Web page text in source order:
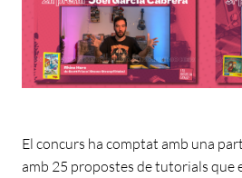
El concurs ha comptat amb una
amb 25 propostes de tutorials que